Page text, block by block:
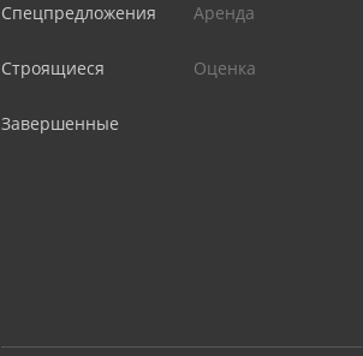
Спецпредложения
Строящиеся
Завершенные
Аренда
Оценка